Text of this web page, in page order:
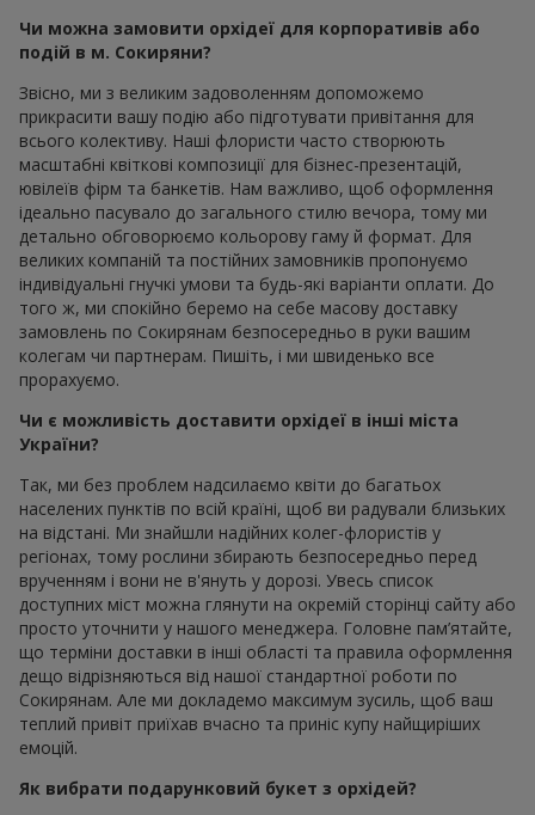
Чи можна замовити орхідеї для корпоративів або
подій в м. Сокиряни?
Звісно, ми з великим задоволенням допоможемо
прикрасити вашу подію або підготувати привітання для
всього колективу. Наші флористи часто створюють
масштабні квіткові композиції для бізнес-презентацій,
ювілеїв фірм та банкетів. Нам важливо, щоб оформлення
ідеально пасувало до загального стилю вечора, тому ми
детально обговорюємо кольорову гаму й формат. Для
великих компаній та постійних замовників пропонуємо
індивідуальні гнучкі умови та будь-які варіанти оплати. До
того ж, ми спокійно беремо на себе масову доставку
замовлень по Сокирянам безпосередньо в руки вашим
колегам чи партнерам. Пишіть, і ми швиденько все
прорахуємо.
Чи є можливість доставити орхідеї в інші міста
України?
Так, ми без проблем надсилаємо квіти до багатьох
населених пунктів по всій країні, щоб ви радували близьких
на відстані. Ми знайшли надійних колег-флористів у
регіонах, тому рослини збирають безпосередньо перед
врученням і вони не в'януть у дорозі. Увесь список
доступних міст можна глянути на окремій сторінці сайту або
просто уточнити у нашого менеджера. Головне пам’ятайте,
що терміни доставки в інші області та правила оформлення
дещо відрізняються від нашої стандартної роботи по
Сокирянам. Але ми докладемо максимум зусиль, щоб ваш
теплий привіт приїхав вчасно та приніс купу найщиріших
емоцій.
Як вибрати подарунковий букет з орхідей?